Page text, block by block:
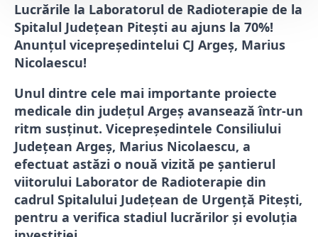
Lucrările la Laboratorul de Radioterapie de la
Spitalul Județean Pitești au ajuns la 70%!
Anunțul vicepreședintelui CJ Argeș, Marius
Nicolaescu!
Unul dintre cele mai importante proiecte
medicale din județul Argeș avansează într-un
ritm susținut. Vicepreședintele Consiliului
Județean Argeș, Marius Nicolaescu, a
efectuat astăzi o nouă vizită pe șantierul
viitorului Laborator de Radioterapie din
cadrul Spitalului Județean de Urgență Pitești,
pentru a verifica stadiul lucrărilor și evoluția